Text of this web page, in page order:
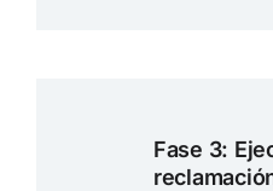
Fase 3: